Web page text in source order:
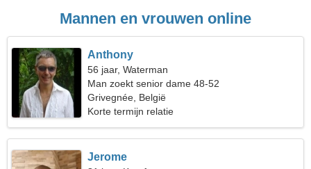
Mannen en vrouwen online
Anthony
56 jaar, Waterman
Man zoekt senior dame 48-52
Grivegnée, België
Korte termijn relatie
Jerome